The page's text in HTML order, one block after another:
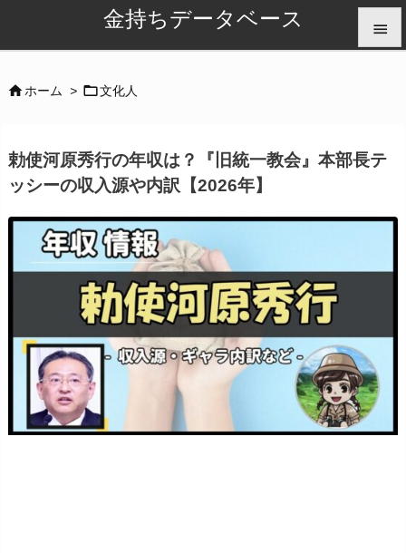
金持ちデータベース 


ホーム > 文化人
勅使河原秀行の年収は？『旧統一教会』本部長テ
ッシーの収入源や内訳【2026年】